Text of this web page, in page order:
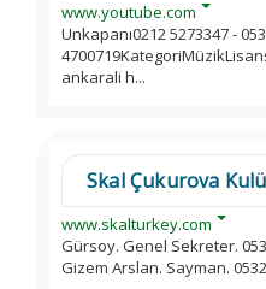
www.youtube.com
Unkapanı0212 5273347 -
ankarali h...
Skal Çukurova
www.skalturkey.com
Gürsoy. Genel Sekreter.
Gizem Arslan. Sayman.